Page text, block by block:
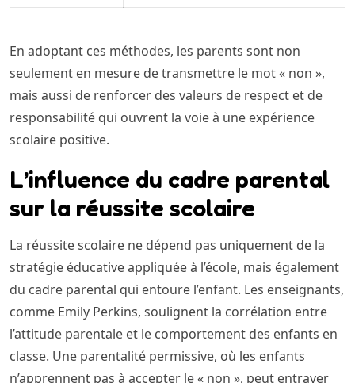
En adoptant ces méthodes, les parents sont non
seulement en mesure de transmettre le mot « non »,
mais aussi de renforcer des valeurs de respect et de
responsabilité qui ouvrent la voie à une expérience
scolaire positive.
L’influence du cadre parental
sur la réussite scolaire
La réussite scolaire ne dépend pas uniquement de la
stratégie éducative appliquée à l’école, mais également
du cadre parental qui entoure l’enfant. Les enseignants,
comme Emily Perkins, soulignent la corrélation entre
l’attitude parentale et le comportement des enfants en
classe. Une parentalité permissive, où les enfants
n’apprennent pas à accepter le « non », peut entraver